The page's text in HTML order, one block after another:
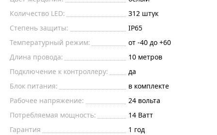
Количество LED:
312 штук
Степень защиты:
IP65
Температурный режим:
от -40 до +60
Длина провода:
10 метров
Подключение к контроллеру:
да
Блок питания:
в комплекте
Рабочее напряжение:
24 вольта
Потребляемая мощность:
14 Ватт
Гарантия
1 год